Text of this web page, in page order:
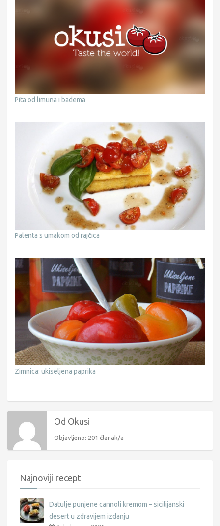
Pita od limuna i badema
Palenta s umakom od rajčica
Zimnica: ukiseljena paprika
Od Okusi
Objavljeno: 201 članak/a
Najnoviji recepti
Datulje punjene cannoli kremom – sicilijanski
desert u zdravijem izdanju